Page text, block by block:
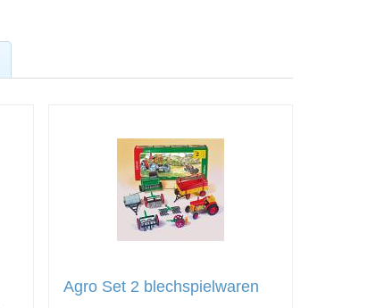
Agro Set 2 blechspielwaren